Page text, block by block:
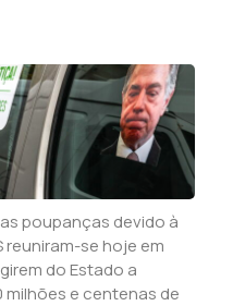
poupanças devido à
se hoje em
do Estado a
e centenas de